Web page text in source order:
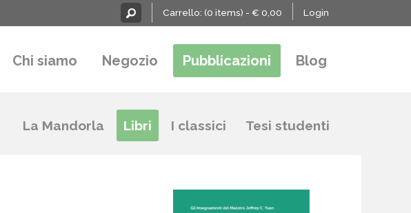
Carrello: (0 items) - € 0,00 Login
Chi siamo Negozio Pubblicazioni Blog
La Mandorla Libri I classici Tesi studenti